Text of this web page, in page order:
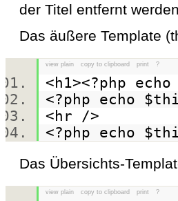
der Titel entfernt
Das äußere Template
view plain copy to clipboard print ?
<h1><?php echo
<?php echo
<hr />
<?php echo
Das Übersichts-
view plain copy to clipboard print ?